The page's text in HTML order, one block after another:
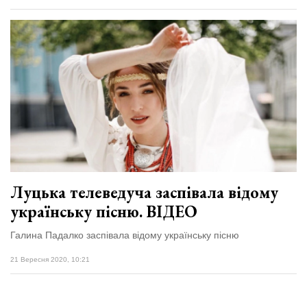
Луцька телеведуча заспівала відому
українську пісню. ВІДЕО
Галина Падалко заспівала відому українську пісню
21 Вересня 2020, 10:21